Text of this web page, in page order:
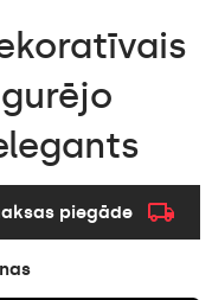
piegāde